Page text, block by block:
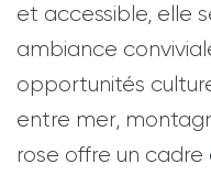
et accessible, elle
ambiance
opportunités
entre mer,
rose offre un